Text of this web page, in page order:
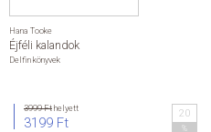
Hana Tooke
Éjféli kalandok
Delfin könyvek
3999 Fthelyett
3199 Ft
20